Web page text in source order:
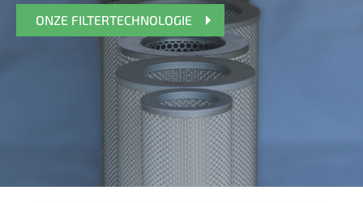
ONZE FILTERTECHNOLOGIE